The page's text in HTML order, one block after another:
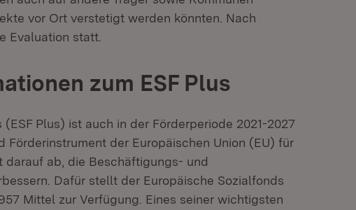
vor Ort verstetigt werden könnten. Nach
Evaluation statt.
zum ESF Plus
Plus) ist auch in der Förderperiode 2021-2027
Förderinstrument der Europäischen Union (EU) für
darauf ab, die Beschäftigungs- und
Dafür stellt der Europäische Sozialfonds
Mittel zur Verfügung. Eines seiner wichtigsten